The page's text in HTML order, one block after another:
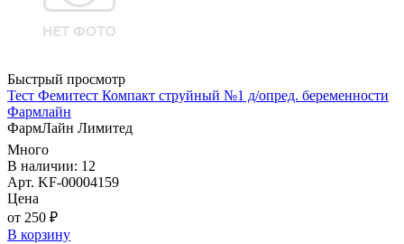
Быстрый просмотр
Тест Фемитест Компакт струйный №1 д/опред. беременности
Фармлайн
ФармЛайн Лимитед
Много
В наличии: 12
Арт. KF-00004159
Цена
от 250 ₽
В корзину